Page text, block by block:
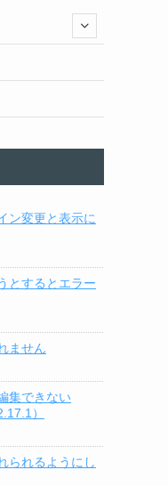
ン変更と表示に
とするとエラー
ません
集できない
）
られるようにし